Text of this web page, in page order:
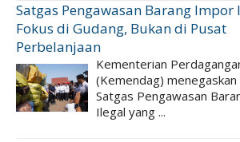
Satgas Pengawasan Barang Impor
Fokus di Gudang, Bukan di Pusat
Perbelanjaan
Kementerian
(Kemendag) menegaskan
Satgas Pengawasan
Ilegal yang ...